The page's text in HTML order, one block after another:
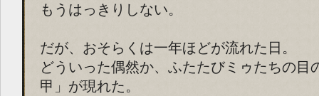
もうはっきりしない。
だが、おそらくは一年ほどが流れた日。
どういった偶然か、ふたたびミゥたちの目
甲」が現れた。